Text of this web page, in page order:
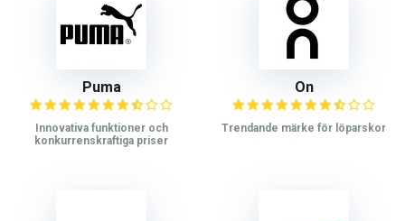
Puma
Innovativa funktioner och
konkurrenskraftiga priser
On
Trendande märke för löparskor